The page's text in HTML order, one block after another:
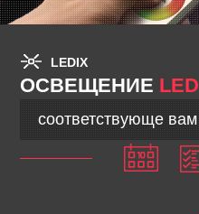
LEDIX
ОСВЕЩЕНИЕ LED
соответствующе вам